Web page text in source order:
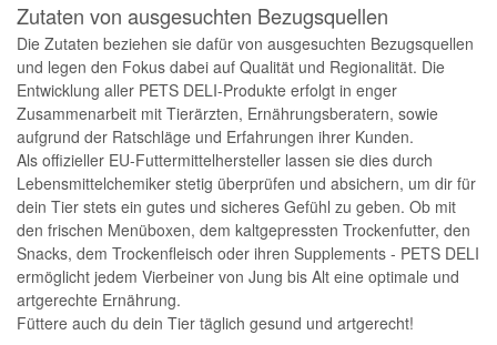
Zutaten von ausgesuchten Bezugsquellen
Die Zutaten beziehen sie dafür von ausgesuchten Bezugsquellen
und legen den Fokus dabei auf Qualität und Regionalität. Die
Entwicklung aller PETS DELI-Produkte erfolgt in enger
Zusammenarbeit mit Tierärzten, Ernährungsberatern, sowie
aufgrund der Ratschläge und Erfahrungen ihrer Kunden.
Als offizieller EU-Futtermittelhersteller lassen sie dies durch
Lebensmittelchemiker stetig überprüfen und absichern, um dir für
dein Tier stets ein gutes und sicheres Gefühl zu geben. Ob mit
den frischen Menüboxen, dem kaltgepressten Trockenfutter, den
Snacks, dem Trockenfleisch oder ihren Supplements - PETS DELI
ermöglicht jedem Vierbeiner von Jung bis Alt eine optimale und
artgerechte Ernährung.
Füttere auch du dein Tier täglich gesund und artgerecht!